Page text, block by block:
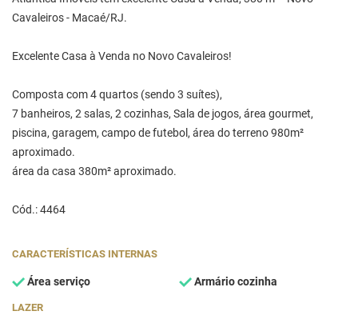
Cavaleiros - Macaé/RJ.
Excelente Casa à Venda no Novo Cavaleiros!
Composta com 4 quartos (sendo 3 suítes),
7 banheiros, 2 salas, 2 cozinhas, Sala de jogos, área gourmet,
piscina, garagem, campo de futebol, área do terreno 980m²
aproximado.
área da casa 380m² aproximado.
Cód.: 4464
CARACTERÍSTICAS INTERNAS
Área serviço Armário cozinha
LAZER